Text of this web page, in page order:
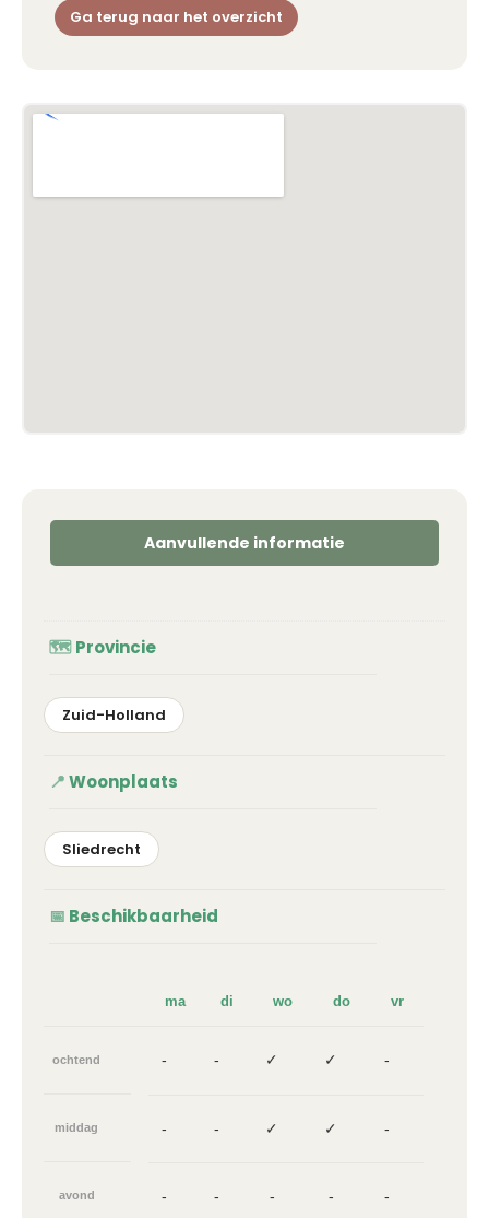
Ga terug naar het overzicht
Aanvullende informatie
Provincie
Zuid-Holland
Woonplaats
Sliedrecht
Beschikbaarheid
ma di wo do vr
ochtend - - ✓ ✓ -
middag - - ✓ ✓ -
avond - - - - -